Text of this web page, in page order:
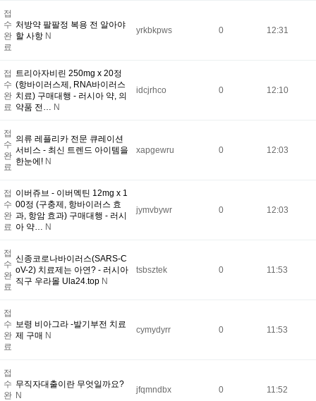
접
수
완
료
처방약 팔팔정 복용 전 알아야
할 사항 N
yrkbkpws 0 12:31
접
수
완
료
트리아자비린 250mg x 20정
(항바이러스제, RNA바이러스
치료) 구매대행 - 러시아 약, 의
약품 전… N
idcjrhco 0 12:10
접
수
완
료
의류 레플리카 전문 큐레이션
서비스 - 최신 트렌드 아이템을
한눈에! N
xapgewru 0 12:03
접
수
완
료
이버쥬브 - 이버멕틴 12mg x 1
00정 (구충제, 항바이러스 효
과, 항암 효과) 구매대행 - 러시
아 약… N
jymvbywr 0 12:03
접
수
완
료
신종코로나바이러스(SARS-C
oV-2) 치료제는 아연? - 러시아
직구 우라몰 Ula24.top N
tsbsztek 0 11:53
접
수
완
료
보령 비아그라 -발기부전 치료
제 구매 N
cymydyrr 0 11:53
접
수
완
무직자대출이란 무엇일까요?
N
jfqmndbx 0 11:52